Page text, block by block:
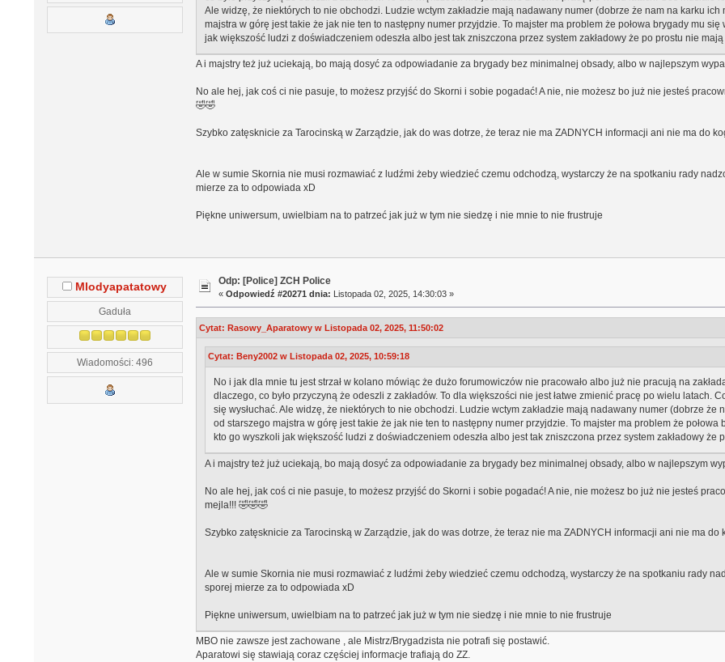
Ale widzę, że niektórych to nie obchodzi. Ludzie wctym zakładzie mają nadawany numer (dobrze że nam na karku
majstra w górę jest takie że jak nie ten to następny numer przyjdzie. To majster ma problem że połowa brygady mu
jak większość ludzi z doświadczeniem odeszła albo jest tak zniszczona przez system zakładowy że po prostu nie
A i majstry też już uciekają, bo mają dosyć za odpowiadanie za brygady bez minimalnej obsady, albo w najlepszym
No ale hej, jak coś ci nie pasuje, to możesz przyjść do Skorni i sobie pogadać! A nie, nie możesz bo już nie jesteś
🤣🤣
Szybko zatęsknicie za Tarocinską w Zarządzie, jak do was dotrze, że teraz nie ma ZADNYCH informacji ani nie ma do
Ale w sumie Skornia nie musi rozmawiać z ludźmi żeby wiedzieć czemu odchodzą, wystarczy że na spotkaniu rady
mierze za to odpowiada xD
Piękne uniwersum, uwielbiam na to patrzeć jak już w tym nie siedzę i nie mnie to nie frustruje
Mlodyapatatowy
Gaduła
Wiadomości: 496
Odp: [Police] ZCH Police
«Odpowiedź #20271 dnia: Listopada 02, 2025, 14:30:03 »
Cytat: Rasowy_Aparatowy w Listopada 02, 2025, 11:50:02
Cytat: Beny2002 w Listopada 02, 2025, 10:59:18
No i jak dla mnie tu jest strzał w kolano mówiąc że dużo forumowiczów nie pracowało albo już nie pracują na
dlaczego, co było przyczyną że odeszli z zakładów. To dla większości nie jest łatwe zmienić pracę po wielu latach.
się wysłuchać. Ale widzę, że niektórych to nie obchodzi. Ludzie wctym zakładzie mają nadawany numer (dobrze
od starszego majstra w górę jest takie że jak nie ten to następny numer przyjdzie. To majster ma problem że
kto go wyszkoli jak większość ludzi z doświadczeniem odeszła albo jest tak zniszczona przez system zakładowy że
A i majstry też już uciekają, bo mają dosyć za odpowiadanie za brygady bez minimalnej obsady, albo w najlepszym
No ale hej, jak coś ci nie pasuje, to możesz przyjść do Skorni i sobie pogadać! A nie, nie możesz bo już nie jesteś
mejla!!! 🤣🤣🤣
Szybko zatęsknicie za Tarocinską w Zarządzie, jak do was dotrze, że teraz nie ma ZADNYCH informacji ani nie ma do
Ale w sumie Skornia nie musi rozmawiać z ludźmi żeby wiedzieć czemu odchodzą, wystarczy że na spotkaniu rady
sporej mierze za to odpowiada xD
Piękne uniwersum, uwielbiam na to patrzeć jak już w tym nie siedzę i nie mnie to nie frustruje
MBO nie zawsze jest zachowane , ale Mistrz/Brygadzista nie potrafi się postawić.
Aparatowi się stawiają coraz częściej informacje trafiają do ZZ.